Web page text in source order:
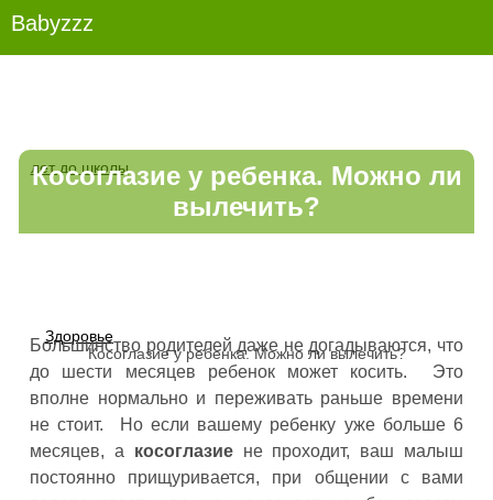
Babyzzz
лет до школы
Здоровье
Косоглазие у ребенка. Можно ли вылечить?
Косоглазие у ребенка. Можно ли
вылечить?
Большинство родителей даже не догадываются, что
до шести месяцев ребенок может косить. Это
вполне нормально и переживать раньше времени
не стоит. Но если вашему ребенку уже больше 6
месяцев, а косоглазиене проходит, ваш малыш
постоянно прищуривается, при общении с вами